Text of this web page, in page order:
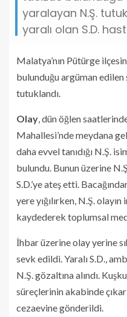
yaralayan N.Ş.
yaralı olan S.D.
Malatya’nın Pütürge
bulunduğu argüman edilen
tutuklandı.
Olay, dün öğlen
Mahallesi’nde meydana
daha evvel tanıdığı N.Ş.
bulundu. Bunun üzerine
S.D.’ye ateş etti.
yere yığılırken, N.Ş.
kaydederek toplumsal
İhbar üzerine olay yerine
sevk edildi. Yaralı S.D.,
N.Ş. gözaltına alındı.
süreçlerinin akabinde
cezaevine gönderildi.